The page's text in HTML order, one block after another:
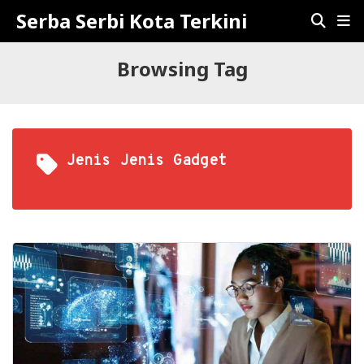
Serba Serbi Kota Terkini
Browsing Tag
Jenis Jenis Gadget